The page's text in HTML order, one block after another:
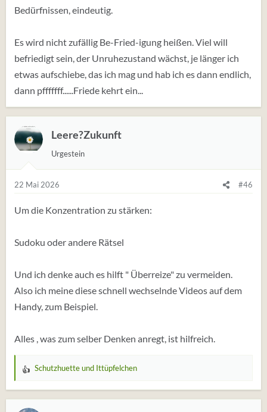
Bedürfnissen, eindeutig.
Es wird nicht zufällig Be-Fried-igung heißen. Viel will
befriedigt sein, der Unruhezustand wächst, je länger ich
etwas aufschiebe, das ich mag und hab ich es dann endlich,
dann pfffffff......Friede kehrt ein...
Leere?Zukunft
Urgestein
22 Mai 2026 #46
Um die Konzentration zu stärken:
Sudoku oder andere Rätsel
Und ich denke auch es hilft " Überreize" zu vermeiden.
Also ich meine diese schnell wechselnde Videos auf dem
Handy, zum Beispiel.
Alles , was zum selber Denken anregt, ist hilfreich.
W
r
Schutzhuetteund Ittüpfelchen